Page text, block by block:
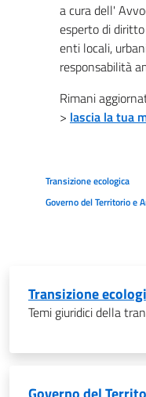
a cura dell'
esperto di
enti locali,
responsabilità
Rimani
> lascia la tua
Transizione ecologica
Governo del Territorio e
Transizione
Temi giuridici della